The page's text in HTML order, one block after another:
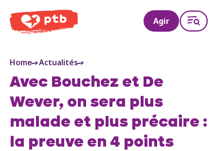
PTB
Agir
Home Actualités
Avec Bouchez et De
Wever, on sera plus
malade et plus précaire :
la preuve en 4 points